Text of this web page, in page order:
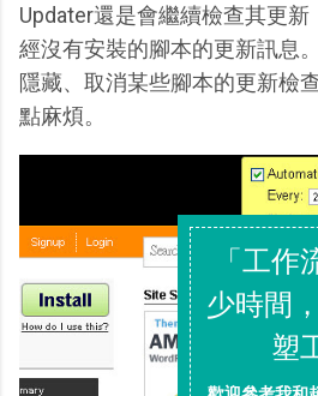
Updater還是會繼續檢查其更
經沒有安裝的腳本的更新訊息
隱藏、取消某些腳本的更新檢
點麻煩。